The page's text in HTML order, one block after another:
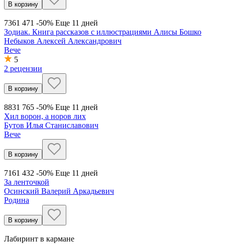
В корзину
7361 471 -50% Еще 11 дней
Зодиак. Книга рассказов с иллюстрациями Алисы Бошко
Небыков Алексей Александрович
Вече
5
2 рецензии
В корзину
8831 765 -50% Еще 11 дней
Хил ворон, а норов лих
Бутов Илья Станиславович
Вече
В корзину
7161 432 -50% Еще 11 дней
За ленточкой
Осинский Валерий Аркадьевич
Родина
В корзину
Лабиринт в кармане